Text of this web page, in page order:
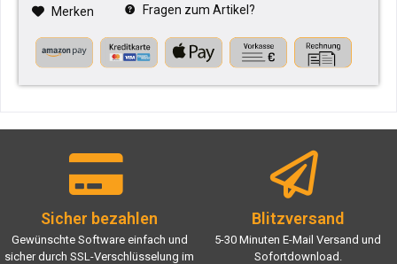
Merken Fragen zum Artikel?
Sicher bezahlen
Gewünschte Software einfach und
sicher durch SSL-Verschlüsselung im
Blitzversand
5-30 Minuten E-Mail Versand und
Sofortdownload.